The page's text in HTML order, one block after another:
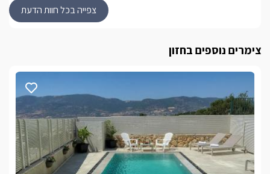
חוויית האירוח של אפיריון איננה פחות ממושלמת, כאשר היא כוללת
בסביבת היישוב תוכלו ליהנות ממגוון מסלולי הליכה ומסלולי
אופניים, טיולי ג'יפים, רכיבה על סוסים, גישה נוחה אל חופי הכנרת
אנו מכבדים שובר נופש למילואימניקים.
נוף מהמתחם
מושב חזון מהווה את קו התפר בין אזור הכנרת לפאתי הגליל. מכאן
צפייה בכל חוות הדעת
צימרים נוספים בחזון